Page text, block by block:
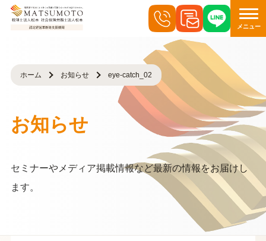
メニュー
ホーム お知らせ eye-catch_02
お知らせ
セミナーやメディア掲載情報など最新の情報をお届けし
ます。